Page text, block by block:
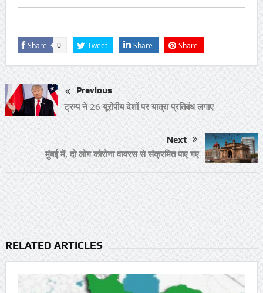
Share 0 Tweet Share Share
Previous
ट्रम्प ने 26 यूरोपीय देशों पर यात्रा प्रतिबंध लगाए
Next
मुंबई में, दो लोग कोरोना वायरस से संक्रमित पाए गए
RELATED ARTICLES